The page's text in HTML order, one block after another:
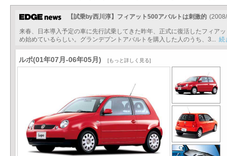
【試乗by西川淳】フィアット500アバルトは刺激的
来春、日本導入予定の車に先行試乗してきた昨年、正式に復活したフィア
め始めているらしい。グランデプントアバルトを購入した人のうち、3... 続
ルポ(01年07月-06年05月) [もっと詳しく見る]